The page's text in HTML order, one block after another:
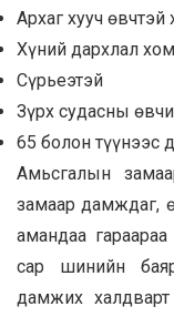
Архаг хууч өвчтэй
Хүний дархлал
Сүрьеэтэй
Зүрх судасны
65 болон түүнээс
Амьсгалын
замаар дамждаг,
амандаа
сар шинийн
дамжих